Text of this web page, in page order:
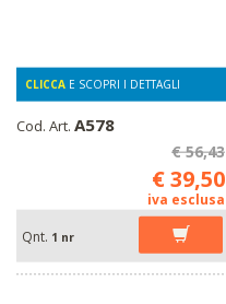
CLICCA E SCOPRI I DETTAGLI
Cod. Art. A578
€ 56,43
€ 39,50
iva esclusa
Qnt. 1 nr